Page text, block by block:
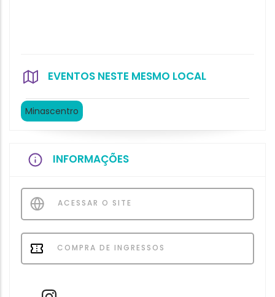
EVENTOS NESTE MESMO LOCAL
Minascentro
INFORMAÇÕES
ACESSAR O SITE
COMPRA DE INGRESSOS